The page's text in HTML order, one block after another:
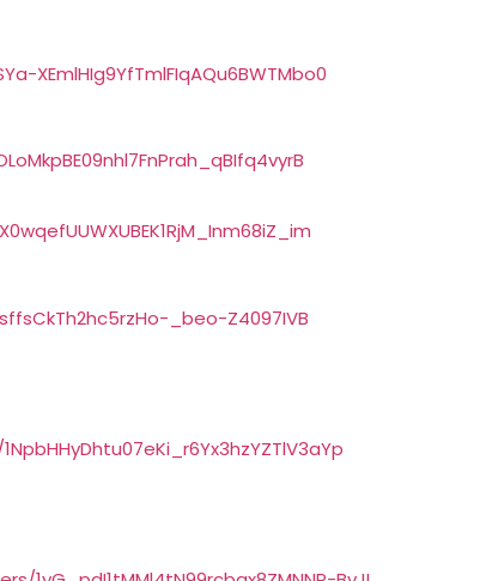
XEmlHIg9YfTmlFIqAQu6BWTMbo0
_beo-Z4097IVB